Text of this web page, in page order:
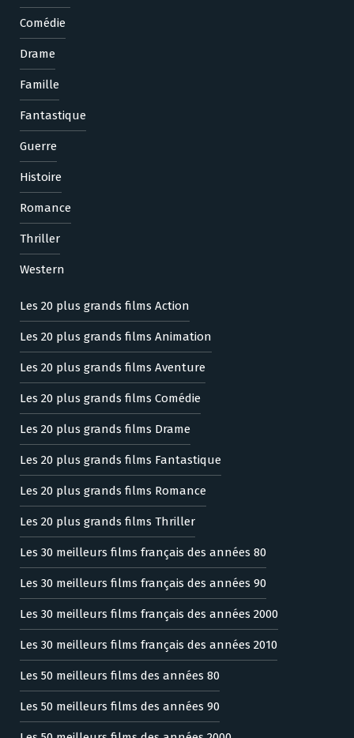
Comédie
Drame
Famille
Fantastique
Guerre
Histoire
Romance
Thriller
Western
Les 20 plus grands films Action
Les 20 plus grands films Animation
Les 20 plus grands films Aventure
Les 20 plus grands films Comédie
Les 20 plus grands films Drame
Les 20 plus grands films Fantastique
Les 20 plus grands films Romance
Les 20 plus grands films Thriller
Les 30 meilleurs films français des années 80
Les 30 meilleurs films français des années 90
Les 30 meilleurs films français des années 2000
Les 30 meilleurs films français des années 2010
Les 50 meilleurs films des années 80
Les 50 meilleurs films des années 90